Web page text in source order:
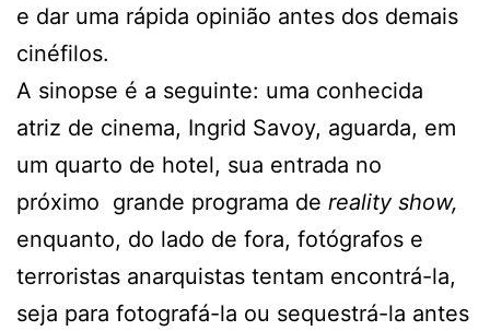
e dar uma rápida opinião antes dos demais
cinéfilos.
A sinopse é a seguinte: uma conhecida
atriz de cinema, Ingrid Savoy, aguarda, em
um quarto de hotel, sua entrada no
próximo grande programa de reality show,
enquanto, do lado de fora, fotógrafos e
terroristas anarquistas tentam encontrá-la,
seja para fotografá-la ou sequestrá-la antes